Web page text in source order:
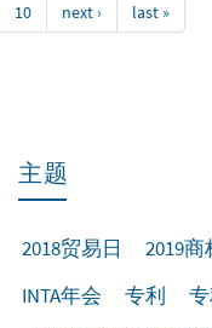
10
next › last »
主题
2018贸易日 2019
INTA年会
专利